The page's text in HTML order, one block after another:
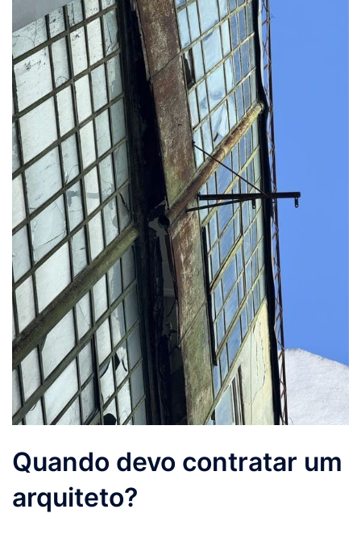
Quando devo contratar um
arquiteto?